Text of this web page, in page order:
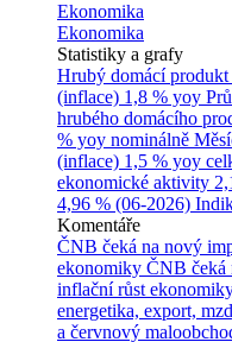
Ekonomika
Ekonomika
Statistiky a grafy
Hrubý domácí produkt
(inflace) 1,8 % yoy
hrubého domácího
% yoy nominálně
(inflace) 1,5 % yoy
ekonomické aktivity
4,96 % (06-2026)
Komentáře
ČNB čeká na nový
ekonomiky ČNB čeká
inflační růst
energetika, export,
a červnový